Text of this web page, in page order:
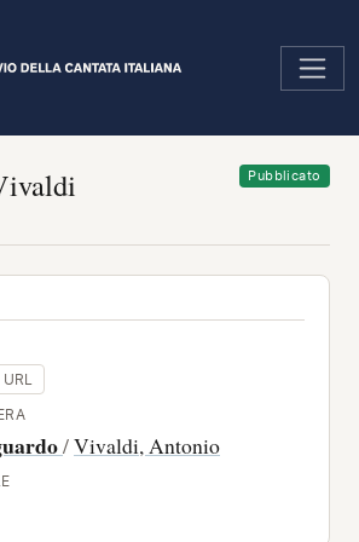
Pubblicato
/Vivaldi, Antonio